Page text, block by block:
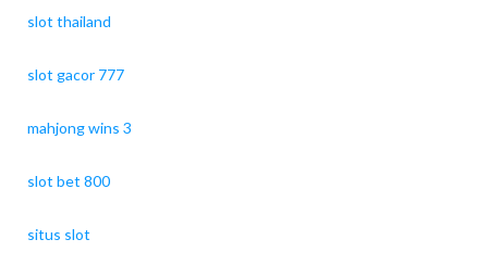
slot thailand
slot gacor 777
mahjong wins 3
slot bet 800
situs slot